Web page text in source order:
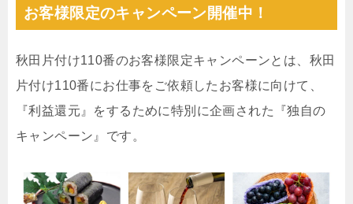
お客様限定のキャンペーン開催中！
秋田片付け110番のお客様限定キャンペーンとは、秋田
片付け110番にお仕事をご依頼したお客様に向けて、
『利益還元』をするために特別に企画された『独自の
キャンペーン』です。